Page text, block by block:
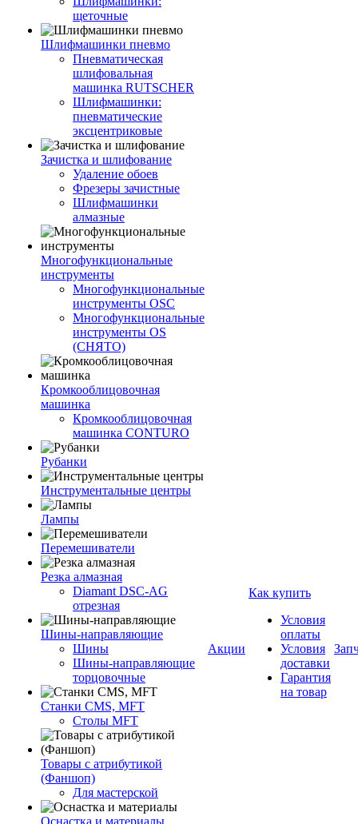
щеточные
Шлифмашинки пневмо
Пневматическая
шлифовальная
машинка RUTSCHER
Шлифмашинки:
пневматические
эксцентриковые
Зачистка и шлифование
Удаление обоев
Фрезеры зачистные
Шлифмашинки
алмазные
Многофункциональные
инструменты
Многофункциональные
инструменты OSC
Многофункциональные
инструменты OS
(СНЯТО)
Кромкооблицовочная
машинка
Кромкооблицовочная
машинка CONTURO
Рубанки
Инструментальные центры
Лампы
Перемешиватели
Резка алмазная
Diamant DSC-AG
отрезная
Шины-направляющие
Шины
Шины-направляющие
торцовочные
Станки CMS, MFT
Столы MFT
Товары с атрибутикой
(Фаншоп)
Для мастерской
Оснастка и материалы
Акции
Как купить
Условия
оплаты
Условия
доставки
Гарантия
на товар